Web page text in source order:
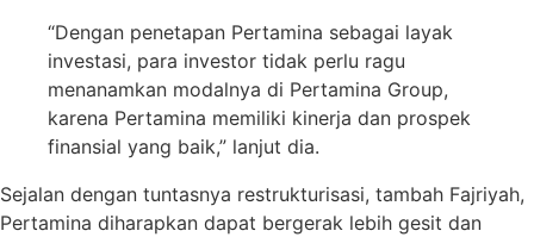
“Dengan penetapan Pertamina sebagai layak
investasi, para investor tidak perlu ragu
menanamkan modalnya di Pertamina Group,
karena Pertamina memiliki kinerja dan prospek
finansial yang baik,” lanjut dia.
Sejalan dengan tuntasnya restrukturisasi, tambah Fajriyah,
Pertamina diharapkan dapat bergerak lebih gesit dan